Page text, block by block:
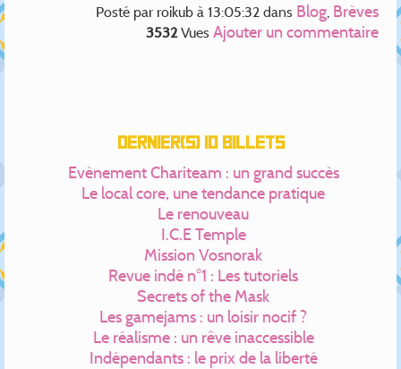
Posté par roikub à 13:05:32 dans Blog, Brèves
3532Vues Ajouter un commentaire
Dernier(s) 10 billets
Evènement Chariteam : un grand succès
Le local core, une tendance pratique
Le renouveau
I.C.E Temple
Mission Vosnorak
Revue indé n°1 : Les tutoriels
Secrets of the Mask
Les gamejams : un loisir nocif ?
Le réalisme : un rêve inaccessible
Indépendants : le prix de la liberté